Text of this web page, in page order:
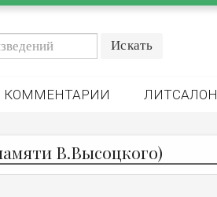
КОММЕНТАРИИ ЛИТСАЛОН
В.Высоцкого)